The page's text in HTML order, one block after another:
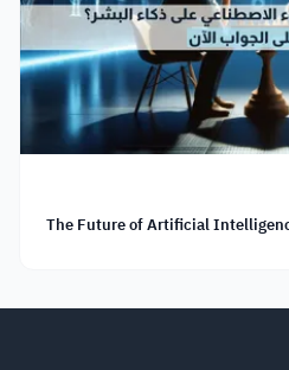
The Future of Artificial